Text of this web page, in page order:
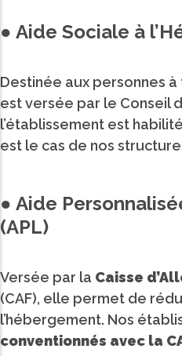
● Aide Sociale à
Destinée aux personnes
est versée par le Conseil
l’établissement est
est le cas de nos
● Aide
(APL)
Versée par la Caisse
(CAF), elle permet de
l’hébergement. Nos
conventionnés avec la